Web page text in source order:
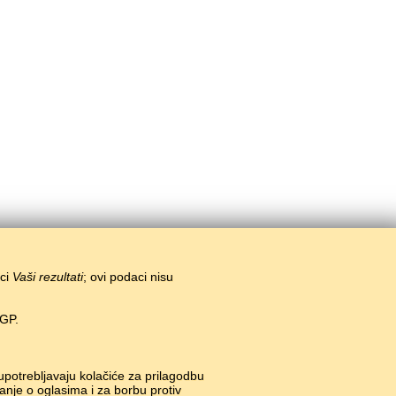
Vaši rezultati; ovi podaci nisu
kolačiće za prilagodbu
o oglasima i za borbu protiv